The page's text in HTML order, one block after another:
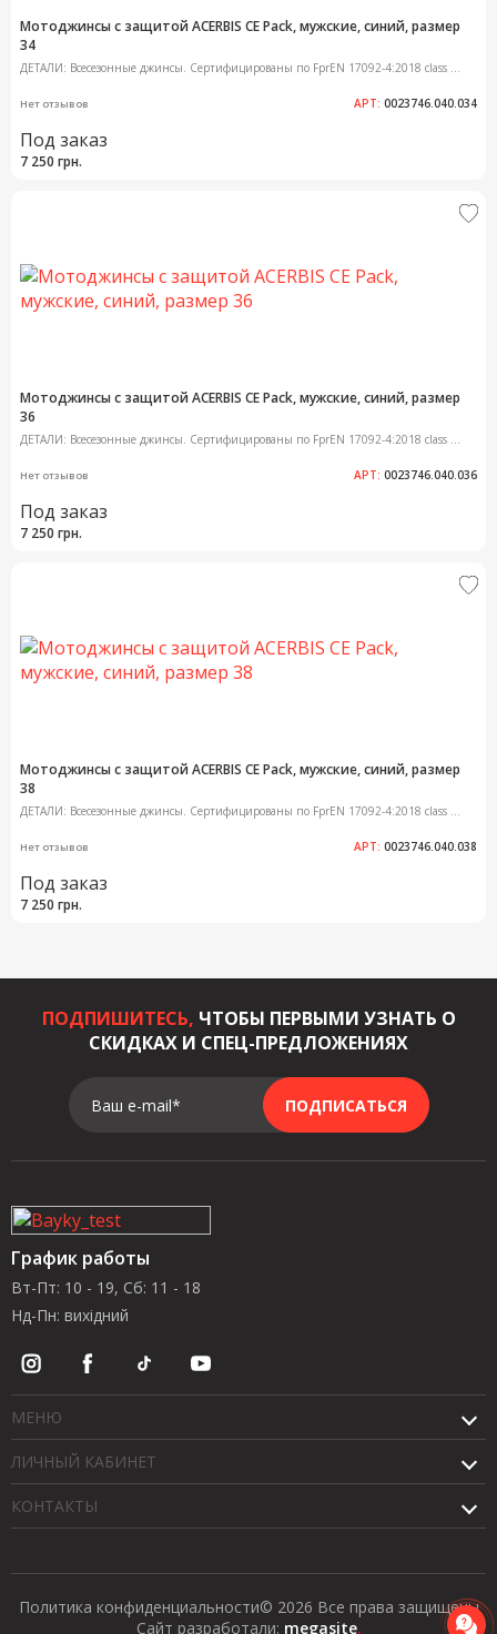
Мотоджинсы с защитой ACERBIS CE Pack, мужские, синий, размер
34
ДЕТАЛИ: Всесезонные джинсы. Сертифицированы по FprEN 17092-4:2018 class ...
Нет отзывов АРТ: 0023746.040.034
Под заказ
7 250 грн.
Мотоджинсы с защитой ACERBIS CE Pack, мужские, синий, размер
36
ДЕТАЛИ: Всесезонные джинсы. Сертифицированы по FprEN 17092-4:2018 class ...
Нет отзывов АРТ: 0023746.040.036
Под заказ
7 250 грн.
Мотоджинсы с защитой ACERBIS CE Pack, мужские, синий, размер
38
ДЕТАЛИ: Всесезонные джинсы. Сертифицированы по FprEN 17092-4:2018 class ...
Нет отзывов АРТ: 0023746.040.038
Под заказ
7 250 грн.
ПОДПИШИТЕСЬ, ЧТОБЫ ПЕРВЫМИ УЗНАТЬ О
СКИДКАХ И СПЕЦ-ПРЕДЛОЖЕНИЯХ
Ваш e-mail* ПОДПИСАТЬСЯ
График работы
Вт-Пт: 10 - 19, Сб: 11 - 18
Нд-Пн: вихідний
МЕНЮ
ЛИЧНЫЙ КАБИНЕТ
КОНТАКТЫ
Политика конфиденциальности© 2026 Все права защищены
Сайт разработали: megasite.